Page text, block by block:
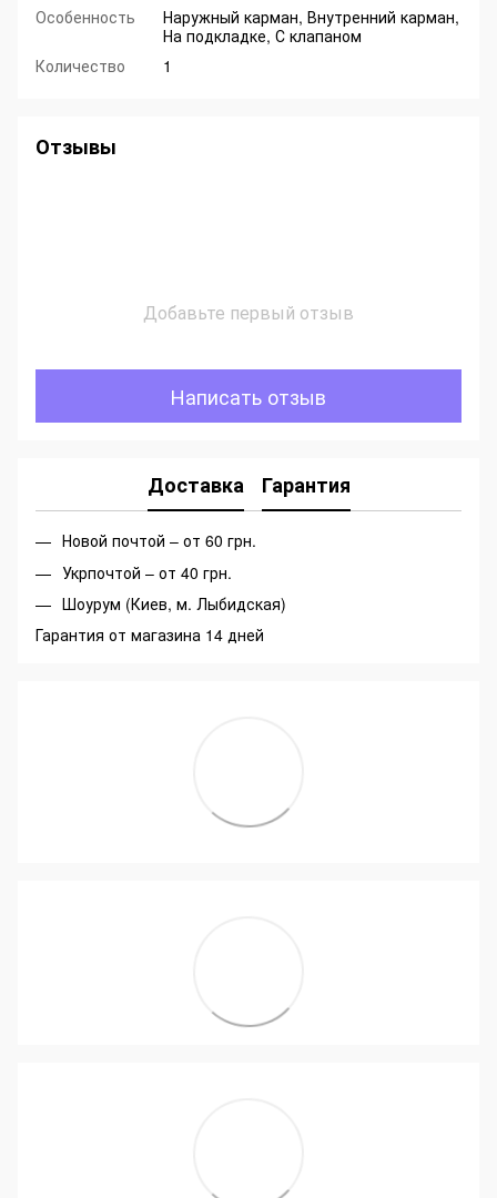
Особенность
Наружный карман, Внутренний карман,
На подкладке, С клапаном
Количество
1
Отзывы
Добавьте первый отзыв
Написать отзыв
Доставка Гарантия
Новой почтой – от 60 грн.
Укрпочтой – от 40 грн.
Шоурум (Киев, м. Лыбидская)
Гарантия от магазина 14 дней